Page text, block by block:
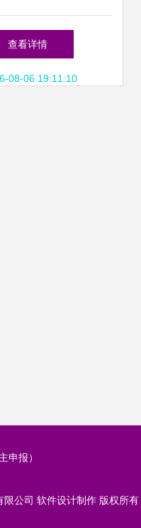
开始高效建模
查看详情
08-06 19:11:10
申报）
限公司 软件设计制作 版权所有